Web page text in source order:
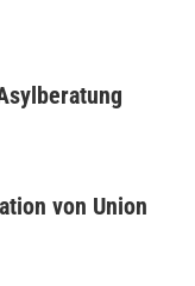
von Union